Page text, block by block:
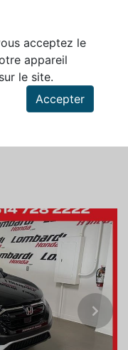
acceptez le
appareil
le site.
Accepter
Next